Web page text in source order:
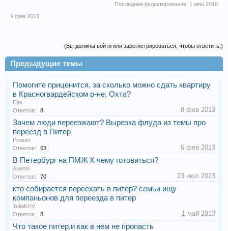
Последнее редактирование: 1 июн 2016
9 фев 2013
(Вы должны войти или зарегистрироваться, чтобы ответить.)
Предыдущие темы
Помогите приценится, за сколько можно сдать квартиру
в Красногвардейском р-не, Охта?
Djai
Ответов:
8 8 фев 2013
Зачем люди переезжают? Вырезка флуда из темы про
переезд в Питер
Рюмин
Ответов:
63 6 фев 2013
В Петербург на ПМЖ К чему готовиться?
Avento
Ответов:
70 23 июл 2023
кто собирается переехать в питер? семьи ищу
компаньонов для переезда в питер
YuliaKHV
Ответов:
8 1 май 2013
Что такое питер,и как в нем не пропасть